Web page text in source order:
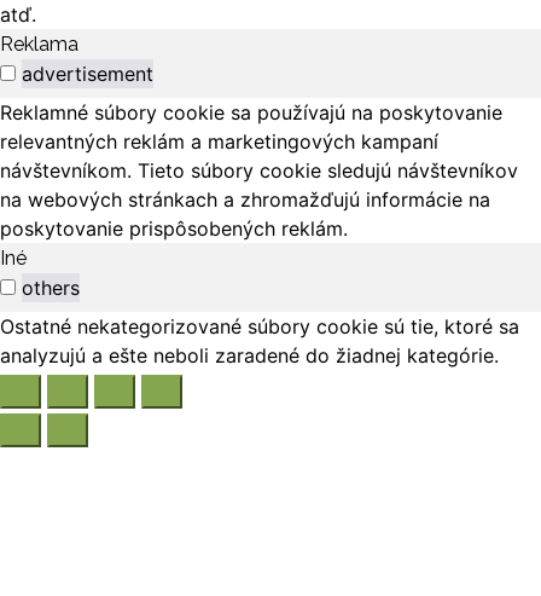
atď.
Reklama
advertisement
Reklamné súbory cookie sa používajú na poskytovanie
relevantných reklám a marketingových kampaní
návštevníkom. Tieto súbory cookie sledujú návštevníkov
na webových stránkach a zhromažďujú informácie na
poskytovanie prispôsobených reklám.
Iné
others
Ostatné nekategorizované súbory cookie sú tie, ktoré sa
analyzujú a ešte neboli zaradené do žiadnej kategórie.